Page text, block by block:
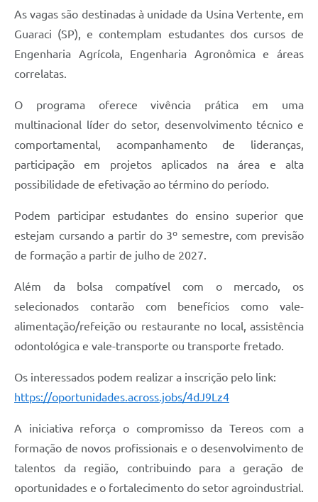
SIC
Contato
As vagas são destinadas à unidade da Usina Vertente, em
Guaraci (SP), e contemplam estudantes dos cursos de
Engenharia Agrícola, Engenharia Agronômica e áreas
correlatas.
O programa oferece vivência prática em uma
multinacional líder do setor, desenvolvimento técnico e
comportamental, acompanhamento de lideranças,
participação em projetos aplicados na área e alta
possibilidade de efetivação ao término do período.
Podem participar estudantes do ensino superior que
estejam cursando a partir do 3º semestre, com previsão
de formação a partir de julho de 2027.
Além da bolsa compatível com o mercado, os
selecionados contarão com benefícios como vale-
alimentação/refeição ou restaurante no local, assistência
odontológica e vale-transporte ou transporte fretado.
Os interessados podem realizar a inscrição pelo link:
https://oportunidades.across.jobs/4dJ9Lz4
A iniciativa reforça o compromisso da Tereos com a
formação de novos profissionais e o desenvolvimento de
talentos da região, contribuindo para a geração de
oportunidades e o fortalecimento do setor agroindustrial.